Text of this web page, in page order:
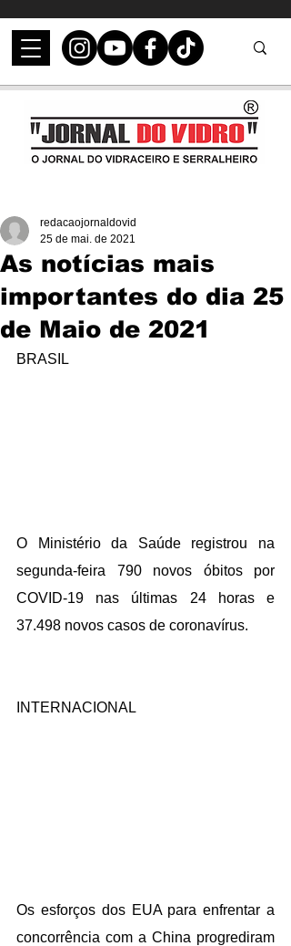
As notícias mais
importantes do dia 25
de Maio de 2021
redacaojornaldovid
25 de mai. de 2021
BRASIL
O Ministério da Saúde registrou na
segunda-feira 790 novos óbitos por
COVID-19 nas últimas 24 horas e
37.498 novos casos de coronavírus.
INTERNACIONAL
Os esforços dos EUA para enfrentar a
concorrência com a China progrediram